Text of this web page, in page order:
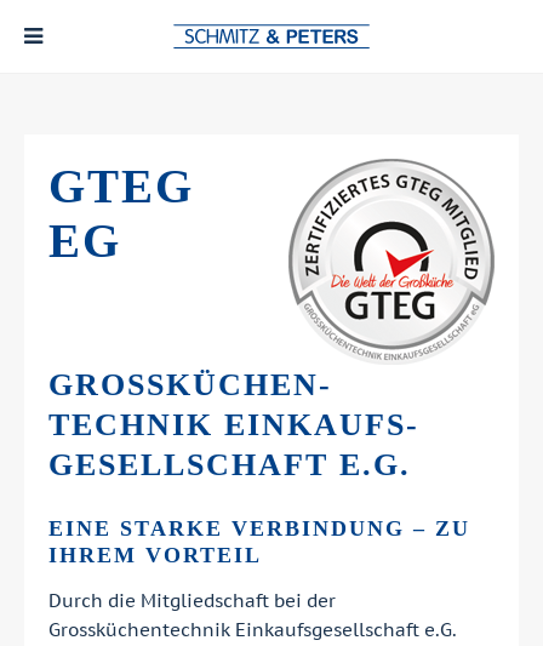
GTEG
EG
GROSSKÜCHEN-
TECHNIK EINKAUFS-
GESELLSCHAFT E.G.
EINE STARKE VERBINDUNG – ZU
IHREM VORTEIL
Durch die Mitgliedschaft bei der
Grossküchentechnik Einkaufsgesellschaft e.G.